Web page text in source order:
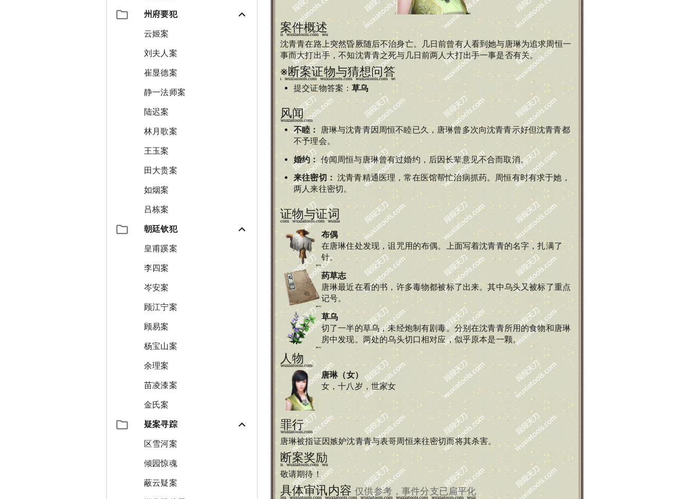
州府要犯
云姬案
刘夫人案
崔显德案
静一法师案
陆迟案
林月歌案
王玉案
田大贵案
如烟案
吕栋案
朝廷钦犯
皇甫蹊案
李四案
岑安案
顾江宁案
顾易案
杨宝山案
余理案
苗凌漆案
金氏案
疑案寻踪
区雪河案
倾园惊魂
蔽云疑案
案件概述
沈青青在路上突然昏厥随后不治身亡。几日前曾有人看到她与唐琳为追求周恒一
事而大打出手，不知沈青青之死与几日前两人大打出手一事是否有关。
※断案证物与猜想问答
提交证物答案：草乌
风闻
不睦 ：
唐琳与沈青青因周恒不睦已久，唐琳曾多次向沈青青示好但沈青青都
不予理会。
婚约： 传闻周恒与唐琳曾有过婚约，后因长辈意见不合而取消。
来往密切： 沈青青精通医理，常在医馆帮忙治病抓药。周恒有时有求于她，
两人来往密切。
证物与证词
布偶
在唐琳住处发现，诅咒用的布偶。上面写着沈青青的名字，扎满了
针。
药草志
唐琳最近在看的书，许多毒物都被标了出来。其中乌头又被标了重点
记号。
草乌
切了一半的草乌，未经炮制有剧毒。分别在沈青青所用的食物和唐琳
房中发现。两处的乌头切口相对应，似乎原本是一颗。
人物
唐琳（女）
女，十八岁，世家女
罪行
唐琳被指证因嫉妒沈青青与表哥周恒来往密切而将其杀害。
断案奖励
敬请期待！
具体审讯内容 仅供参考，事件分支已扁平化